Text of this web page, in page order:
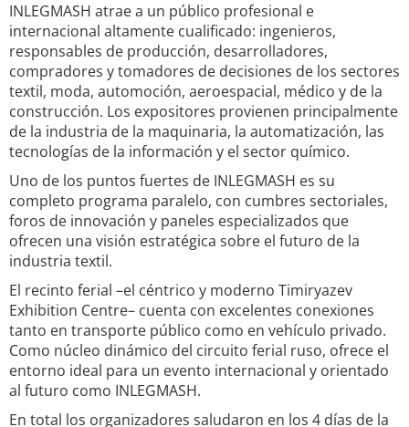
INLEGMASH atrae a un público profesional e
internacional altamente cualificado: ingenieros,
responsables de producción, desarrolladores,
compradores y tomadores de decisiones de los sectores
textil, moda, automoción, aeroespacial, médico y de la
construcción. Los expositores provienen principalmente
de la industria de la maquinaria, la automatización, las
tecnologías de la información y el sector químico.
Uno de los puntos fuertes de INLEGMASH es su
completo programa paralelo, con cumbres sectoriales,
foros de innovación y paneles especializados que
ofrecen una visión estratégica sobre el futuro de la
industria textil.
El recinto ferial –el céntrico y moderno Timiryazev
Exhibition Centre– cuenta con excelentes conexiones
tanto en transporte público como en vehículo privado.
Como núcleo dinámico del circuito ferial ruso, ofrece el
entorno ideal para un evento internacional y orientado
al futuro como INLEGMASH.
En total los organizadores saludaron en los 4 días de la